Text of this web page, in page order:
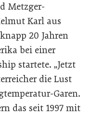
Metzger-
Karl aus
20 Jahren
bei einer
startete. „Jetzt
die Lust
Garen.
das seit 1997 mit